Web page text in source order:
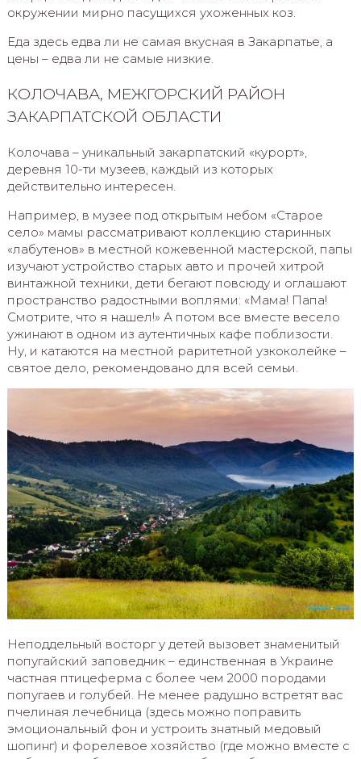
окружении мирно пасущихся ухоженных коз.
Еда здесь едва ли не самая вкусная в Закарпатье, а
цены – едва ли не самые низкие.
КОЛОЧАВА, МЕЖГОРСКИЙ РАЙОН
ЗАКАРПАТСКОЙ ОБЛАСТИ
Колочава – уникальный закарпатский «курорт»,
деревня 10-ти музеев, каждый из которых
действительно интересен.
Например, в музее под открытым небом «Старое
село» мамы рассматривают коллекцию старинных
«лабутенов» в местной кожевенной мастерской, папы
изучают устройство старых авто и прочей хитрой
винтажной техники, дети бегают повсюду и оглашают
пространство радостными воплями: «Мама! Папа!
Смотрите, что я нашел!» А потом все вместе весело
ужинают в одном из аутентичных кафе поблизости.
Ну, и катаются на местной раритетной узкоколейке –
святое дело, рекомендовано для всей семьи.
Неподдельный восторг у детей вызовет знаменитый
попугайский заповедник – единственная в Украине
частная птицеферма с более чем 2000 породами
попугаев и голубей. Не менее радушно встретят вас
пчелиная лечебница (здесь можно поправить
эмоциональный фон и устроить знатный медовый
шопинг) и форелевое хозяйство (где можно вместе с